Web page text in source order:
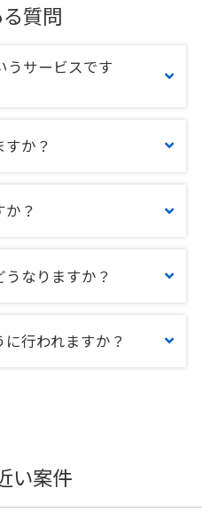
質問
うサービスです
か？
？
なりますか？
行われますか？
い案件